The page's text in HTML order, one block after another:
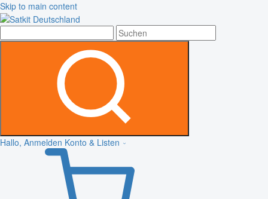
Skip to main content
Hallo, Anmelden Konto & Listen